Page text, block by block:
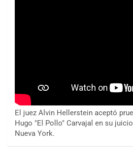
El juez Alvin Hellerstein aceptó
Hugo "El Pollo" Carvajal en su
Nueva York.